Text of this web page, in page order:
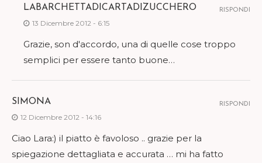
LABARCHETTADICARTADIZUCCHERO
13 Dicembre 2012 - 6:15
Grazie, son d'accordo, una di quelle cose troppo
semplici per essere tanto buone…
RISPONDI
SIMONA
12 Dicembre 2012 - 14:16
Ciao Lara:) il piatto è favoloso .. grazie per la
spiegazione dettagliata e accurata … mi ha fatto
RISPONDI